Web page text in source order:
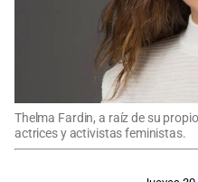
Thelma Fardin, a raíz de su
actrices y activistas feministas.